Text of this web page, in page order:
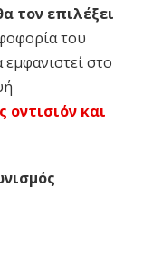
τον επιλέξει
του
στο
οντισιόν και